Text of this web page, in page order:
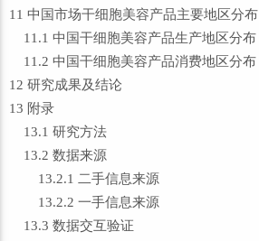
11 中国市场干细胞美容产品主要地区分布
11.1 中国干细胞美容产品生产地区分布
11.2 中国干细胞美容产品消费地区分布
12 研究成果及结论
13 附录
13.1 研究方法
13.2 数据来源
13.2.1 二手信息来源
13.2.2 一手信息来源
13.3 数据交互验证